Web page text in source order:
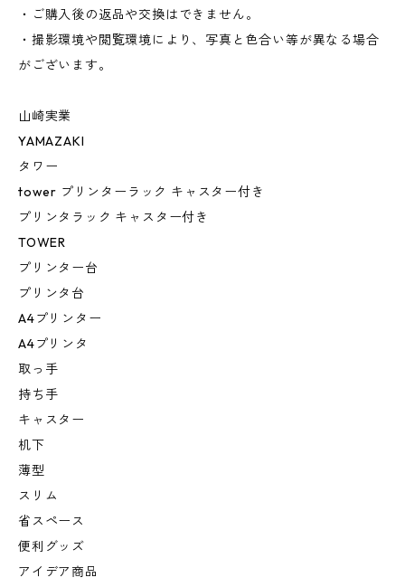
・ご購入後の返品や交換はできません。
・撮影環境や閲覧環境により、写真と色合い等が異なる場合
がございます。
山崎実業
YAMAZAKI
タワー
tower プリンターラック キャスター付き
プリンタラック キャスター付き
TOWER
プリンター台
プリンタ台
A4プリンター
A4プリンタ
取っ手
持ち手
キャスター
机下
薄型
スリム
省スペース
便利グッズ
アイデア商品